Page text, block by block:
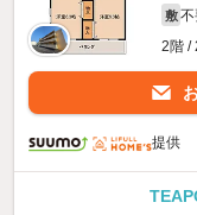
敷
2階 /
提供